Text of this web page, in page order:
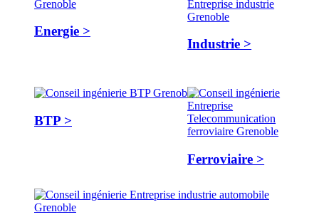
Energie >
Industrie >
BTP >
Ferroviaire >